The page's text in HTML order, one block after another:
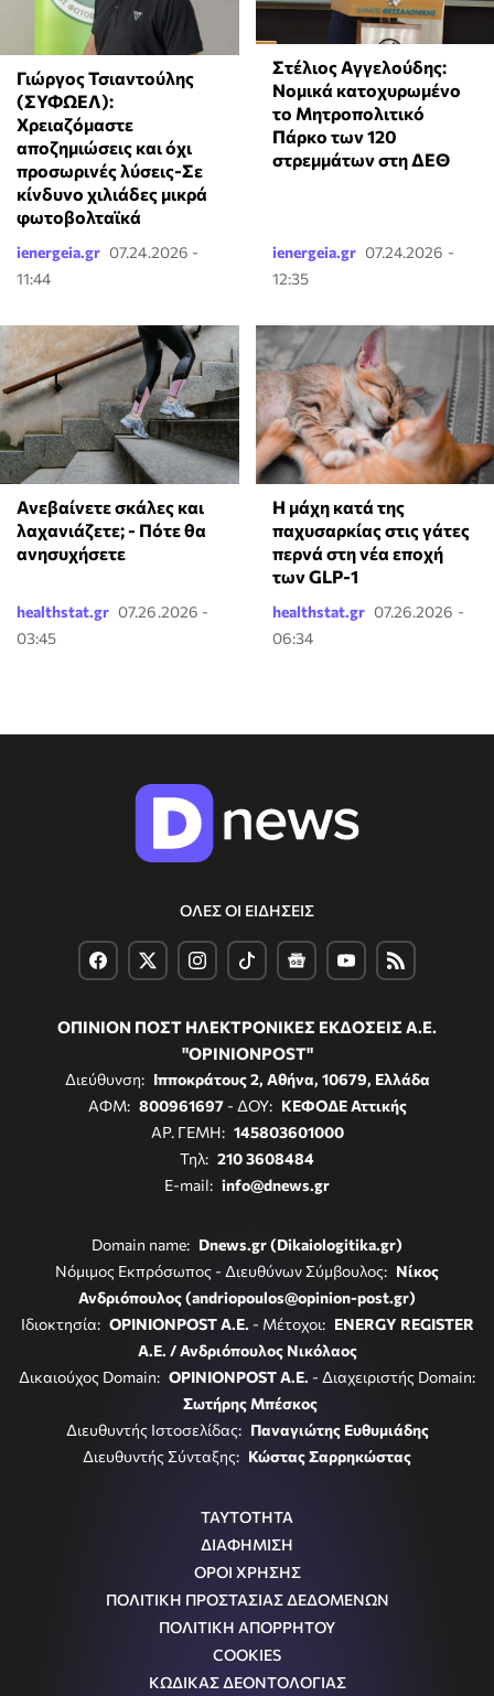
Γιώργος Τσιαντούλης
(ΣΥΦΩΕΛ):
Χρειαζόμαστε
αποζημιώσεις και όχι
προσωρινές λύσεις-Σε
κίνδυνο χιλιάδες μικρά
φωτοβολταϊκά
ienergeia.gr 07.24.2026 -
11:44
Στέλιος Αγγελούδης:
Νομικά κατοχυρωμένο
το Μητροπολιτικό
Πάρκο των 120
στρεμμάτων στη ΔΕΘ
ienergeia.gr 07.24.2026 -
12:35
Ανεβαίνετε σκάλες και
λαχανιάζετε; - Πότε θα
ανησυχήσετε
healthstat.gr 07.26.2026 -
03:45
Η μάχη κατά της
παχυσαρκίας στις γάτες
περνά στη νέα εποχή
των GLP-1
healthstat.gr 07.26.2026 -
06:34
ΟΛΕΣ ΟΙ ΕΙΔΗΣΕΙΣ
ΟΠΙΝΙΟΝ ΠΟΣΤ ΗΛΕΚΤΡΟΝΙΚΕΣ ΕΚΔΟΣΕΙΣ Α.Ε.
"OPINIONPOST"
Διεύθυνση: Ιπποκράτους 2, Αθήνα, 10679, Ελλάδα
ΑΦΜ: 800961697- ΔΟΥ: ΚΕΦΟΔΕ Αττικής
ΑΡ. ΓΕΜΗ: 145803601000
Τηλ: 210 3608484
E-mail: info@dnews.gr
Domain name: Dnews.gr (Dikaiologitika.gr)
Νόμιμος Εκπρόσωπος - Διευθύνων Σύμβουλος: Νίκος
Ανδριόπουλος (andriopoulos@opinion-post.gr)
Ιδιοκτησία: OPINIONPOST A.E. - Μέτοχοι: ENERGY REGISTER
Α.Ε. / Ανδριόπουλος Νικόλαος
Δικαιούχος Domain: OPINIONPOST A.E. - Διαχειριστής Domain:
Σωτήρης Μπέσκος
Διευθυντής Ιστοσελίδας: Παναγιώτης Ευθυμιάδης
Διευθυντής Σύνταξης: Κώστας Σαρρηκώστας
ΤΑΥΤΟΤΗΤΑ
ΔΙΑΦΗΜΙΣΗ
ΟΡΟΙ ΧΡΗΣΗΣ
ΠΟΛΙΤΙΚΗ ΠΡΟΣΤΑΣΙΑΣ ΔΕΔΟΜΕΝΩΝ
ΠΟΛΙΤΙΚΗ ΑΠΟΡΡΗΤΟΥ
COOKIES
ΚΩΔΙΚΑΣ ΔΕΟΝΤΟΛΟΓΙΑΣ